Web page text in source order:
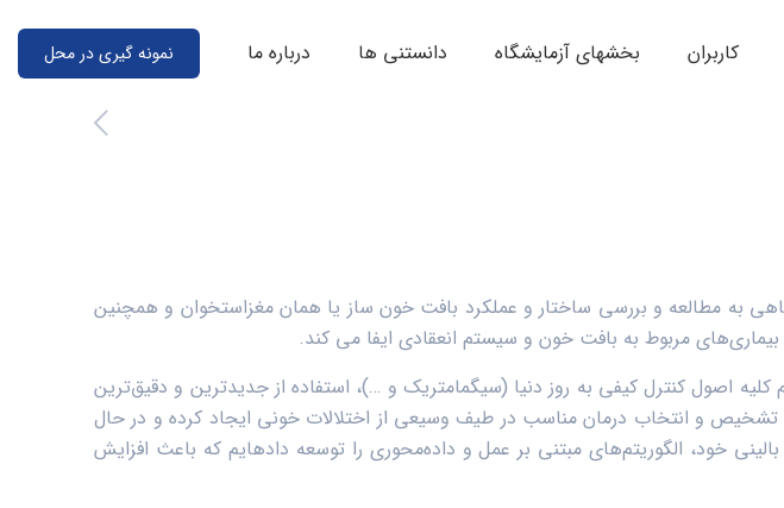
کاربران بخشهای آزمایشگاه دانستنی ها درباره ما نمونه گیری در محل
به مطالعه و بررسی ساختار و عملکرد بافت خون ساز یا همان مغزاستخوان و همچنین
مربوط به بافت خون و سیستم انعقادی ایفا می­ کند.
اصول کنترل کیفی به روز دنیا (سیگمامتریک و …)، استفاده از جدیدترین و دقیق‌ترین
و انتخاب درمان مناسب در طیف وسیعی از اختلالات خونی ایجاد کرده و در حال
خود، الگوریتم‌های مبتنی بر عمل و داده‌محوری را توسعه داده­ایم که باعث افزایش